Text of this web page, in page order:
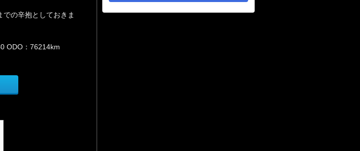
での辛抱としておきま
ODO：76214km